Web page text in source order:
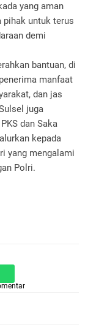
yang aman
pihak untuk terus
demi
bantuan, di
manfaat
dan jas
juga
dan Saka
kepada
yang mengalami
Polri.